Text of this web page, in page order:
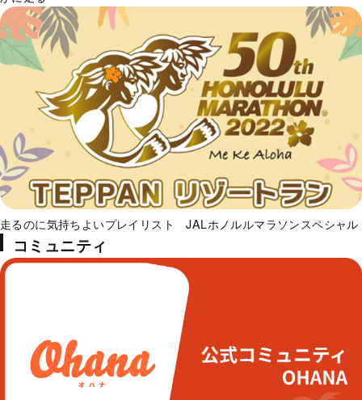
走るのに気持ちよいプレイリスト JALホノルルマラソンスペシャル
コミュニティ